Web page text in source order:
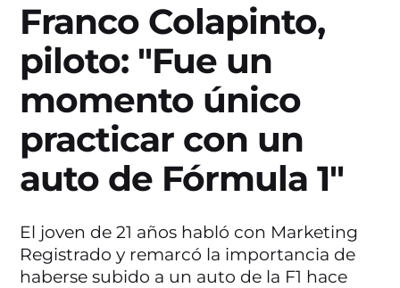
Franco Colapinto,
piloto: "Fue un
momento único
practicar con un
auto de Fórmula 1"
El joven de 21 años habló con Marketing
Registrado y remarcó la importancia de
haberse subido a un auto de la F1 hace